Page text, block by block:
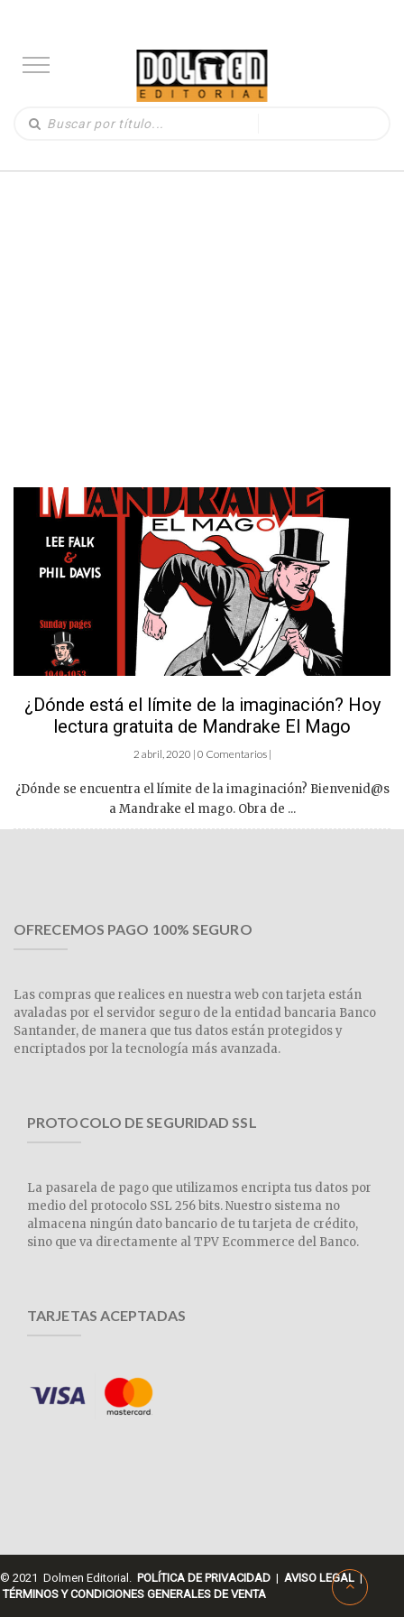
¿Dónde está el límite de la imaginación? Hoy
lectura gratuita de Mandrake El Mago
2 abril, 2020 | 0 Comentarios |
¿Dónde se encuentra el límite de la imaginación? Bienvenid@s
a Mandrake el mago. Obra de ...
OFRECEMOS PAGO 100% SEGURO
Las compras que realices en nuestra web con tarjeta están
avaladas por el servidor seguro de la entidad bancaria Banco
Santander, de manera que tus datos están protegidos y
encriptados por la tecnología más avanzada.
PROTOCOLO DE SEGURIDAD SSL
La pasarela de pago que utilizamos encripta tus datos por
medio del protocolo SSL 256 bits. Nuestro sistema no
almacena ningún dato bancario de tu tarjeta de crédito,
sino que va directamente al TPV Ecommerce del Banco.
TARJETAS ACEPTADAS
© 2021 Dolmen Editorial. POLÍTICA DE PRIVACIDAD | AVISO LEGAL |
TÉRMINOS Y CONDICIONES GENERALES DE VENTA